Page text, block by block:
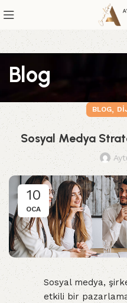
Blog
BLOG,
Sosyal Medya
10
OCA
Sosyal medya,
etkili bir